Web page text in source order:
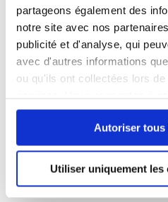
partageons également des
notre site avec nos
publicité et d'analyse, qui
avec d'autres informations
ou qu'ils ont collectées lors
continuez à utiliser notre site
Autoriser tous
Utiliser uniquement les
Profil recherché :
de